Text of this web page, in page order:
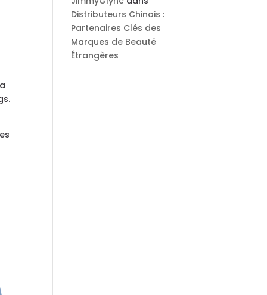
Distributeurs Chinois :
Partenaires Clés des
Marques de Beauté
Étrangères